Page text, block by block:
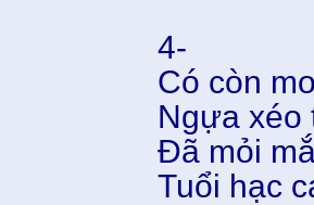
4-
Có còn
Ngựa xéo
Đã mỏi
Tuổi hạc